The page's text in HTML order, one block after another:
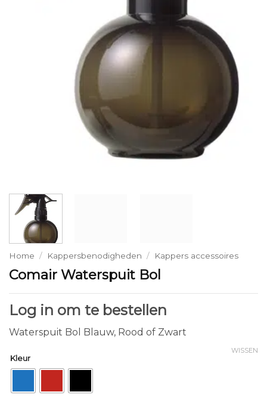
Home / Kappersbenodigheden / Kappers accessoires
Comair Waterspuit Bol
Log in om te bestellen
Waterspuit Bol Blauw, Rood of Zwart
Kleur
WISSEN